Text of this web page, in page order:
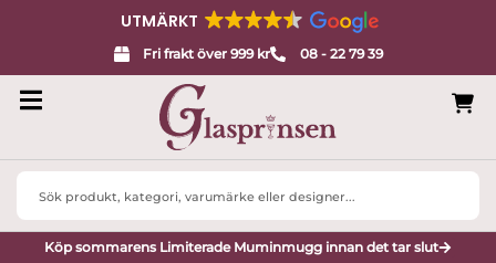
UTMÄRKT
Fri frakt över 999 kr 08 - 22 79 39
Search
Köp sommarens Limiterade Muminmugg innan det tar slut